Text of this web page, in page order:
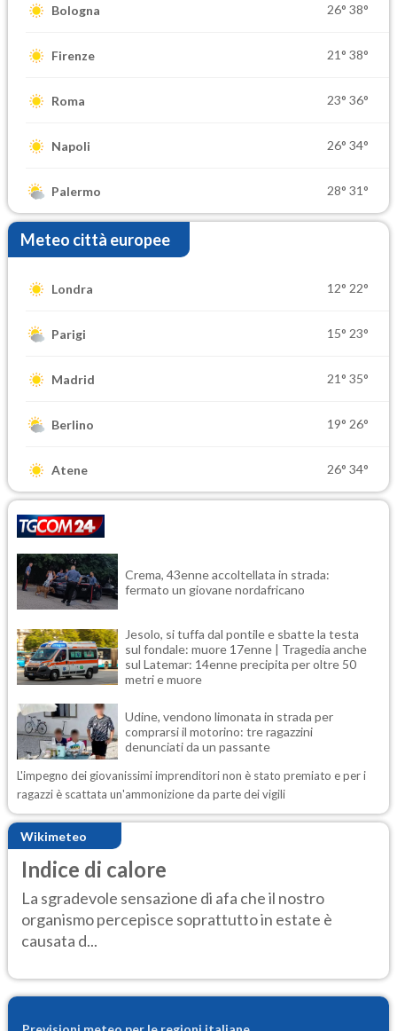
Bologna 26° 38°
Firenze 21° 38°
Roma 23° 36°
Napoli 26° 34°
Palermo 28° 31°
Meteo città europee
Londra 12° 22°
Parigi 15° 23°
Madrid 21° 35°
Berlino 19° 26°
Atene 26° 34°
Crema, 43enne accoltellata in strada:
fermato un giovane nordafricano
Jesolo, si tuffa dal pontile e sbatte la testa
sul fondale: muore 17enne | Tragedia anche
sul Latemar: 14enne precipita per oltre 50
metri e muore
Udine, vendono limonata in strada per
comprarsi il motorino: tre ragazzini
denunciati da un passante
L'impegno dei giovanissimi imprenditori non è stato premiato e per i
ragazzi è scattata un'ammonizione da parte dei vigili
Wikimeteo
Indice di calore
La sgradevole sensazione di afa che il nostro
organismo percepisce soprattutto in estate è
causata d...